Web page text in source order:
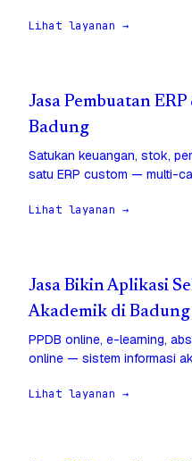
Lihat layanan →
Jasa Pembuatan
Badung
Satukan keuangan, stok,
satu ERP custom — multi-
Lihat layanan →
Jasa Bikin Aplikasi
Akademik di Badung
PPDB online, e-learning,
online — sistem informasi
Lihat layanan →